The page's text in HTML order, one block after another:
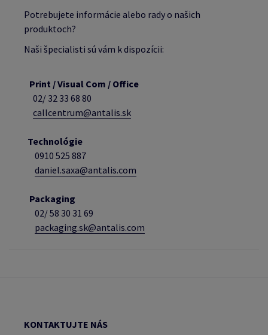
Potrebujete informácie alebo rady o našich
produktoch?
Naši špecialisti sú vám k dispozícii:
Print / Visual Com / Office
02/ 32 33 68 80
callcentrum@antalis.sk
Technológie
0910 525 887
daniel.saxa@antalis.com
Packaging
02/58 30 31 69
packaging.sk@antalis.com
KONTAKTUJTE NÁS